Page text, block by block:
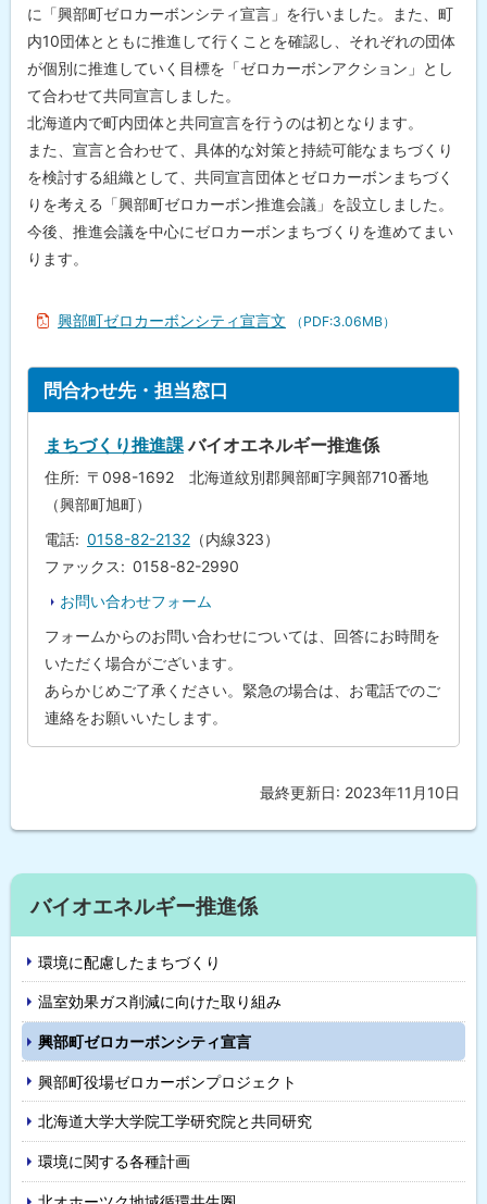
に「興部町ゼロカーボンシティ宣言」を行いました。また、町
内10団体とともに推進して行くことを確認し、それぞれの団体
が個別に推進していく目標を「ゼロカーボンアクション」とし
て合わせて共同宣言しました。
北海道内で町内団体と共同宣言を行うのは初となります。
また、宣言と合わせて、具体的な対策と持続可能なまちづくり
を検討する組織として、共同宣言団体とゼロカーボンまちづく
りを考える「興部町ゼロカーボン推進会議」を設立しました。
今後、推進会議を中心にゼロカーボンまちづくりを進めてまい
ります。
興部町ゼロカーボンシティ宣言文 （PDF:3.06MB）
問合わせ先・担当窓口
まちづくり推進課バイオエネルギー推進係
住所
〒098-1692 北海道紋別郡興部町字興部710番地
（興部町旭町）
電話
0158-82-2132 （内線323）
ファックス
0158-82-2990
お問い合わせフォーム
フォームからのお問い合わせについては、回答にお時間を
いただく場合がございます。
あらかじめご了承ください。緊急の場合は、お電話でのご
連絡をお願いいたします。
に
戻
最終更新日: 2023年11月10日
サ
イ
ド
・
メ
ニ
ュ
ー
バイオエネルギー推進係
環境に配慮したまちづくり
温室効果ガス削減に向けた取り組み
興部町ゼロカーボンシティ宣言
興部町役場ゼロカーボンプロジェクト
北海道大学大学院工学研究院と共同研究
環境に関する各種計画